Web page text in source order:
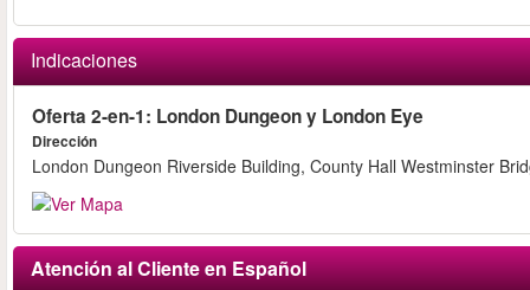
Indicaciones
Oferta 2-en-1: London Dungeon y London Eye
Dirección
London Dungeon Riverside Building, County Hall Westminster
Atención al Cliente en Español